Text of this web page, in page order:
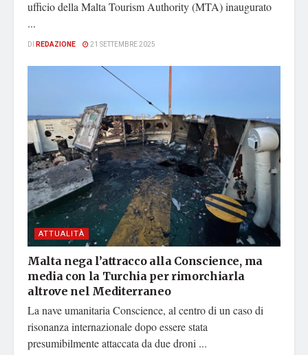
ufficio della Malta Tourism Authority (MTA) inaugurato
...
DI REDAZIONE 21 SETTEMBRE 2025
ATTUALITÀ
Malta nega l’attracco alla Conscience, ma
media con la Turchia per rimorchiarla
altrove nel Mediterraneo
La nave umanitaria Conscience, al centro di un caso di
risonanza internazionale dopo essere stata
presumibilmente attaccata da due droni ...